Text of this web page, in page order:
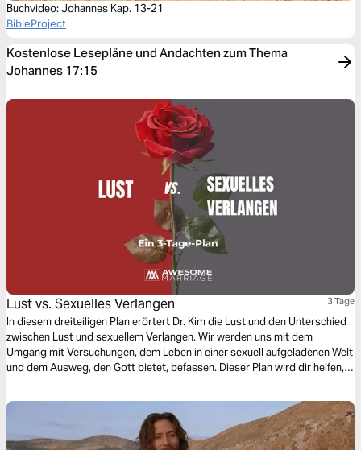
Buchvideo: Johannes Kap. 13-21
BibleProject
Kostenlose Lesepläne und Andachten zum Thema
Johannes 17:15
Lust vs. Sexuelles Verlangen 3 Tage
In diesem dreiteiligen Plan erörtert Dr. Kim die Lust und den Unterschied
zwischen Lust und sexuellem Verlangen. Wir werden uns mit dem
Umgang mit Versuchungen, dem Leben in einer sexuell aufgeladenen Welt
und dem Ausweg, den Gott bietet, befassen. Dieser Plan wird dir helfen,
Ehe zu gelangen.